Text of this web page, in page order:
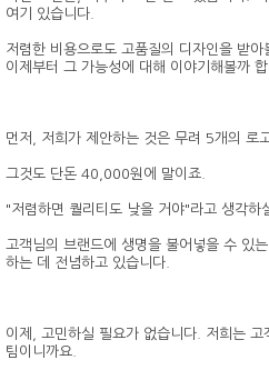
여기 있습니다.
저렴한 비용으로도 고품질의 디자인을 받
이제부터 그 가능성에 대해 이야기해볼까 합
먼저, 저희가 제안하는 것은 무려 5개의 로
그것도 단돈 40,000원에 말이죠.
"저렴하면 퀄리티도 낮을 거야"라고 생각하
고객님의 브랜드에 생명을 불어넣을 수 있
하는 데 전념하고 있습니다.
이제, 고민하실 필요가 없습니다. 저희는
팀이니까요.